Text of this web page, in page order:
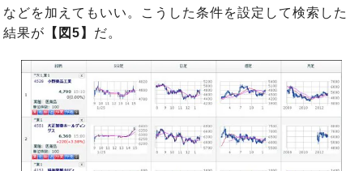
などを加えてもいい。こうした条件を設定して検索した
結果が 【図5】 だ。